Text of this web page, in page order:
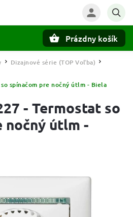
Prázdny košík
/ Dizajnové série (TOP Voľba) /
spínačom pre nočný útlm - Biela
- Termostat so
nočný útlm -